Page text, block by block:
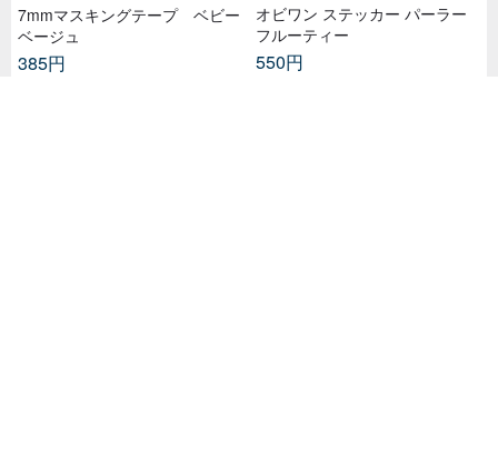
7mmマスキングテープ ベビー
ベージュ
385円
オビワン ステッカー パーラー
フルーティー
550円